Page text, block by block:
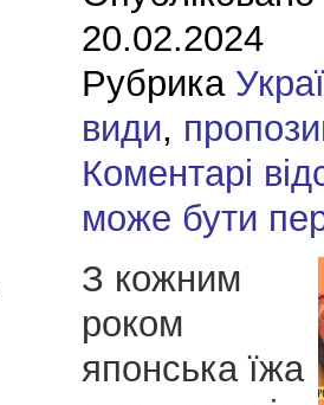
20.02.2024
Рубрика
види,
Коментарі
може бути
З кожним
роком
японська їжа